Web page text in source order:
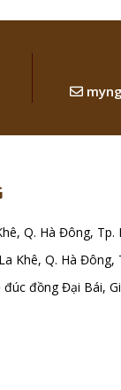
Q. Hà Đông, Tp.
Khê, Q. Hà Đông,
đồng Đại Bái,